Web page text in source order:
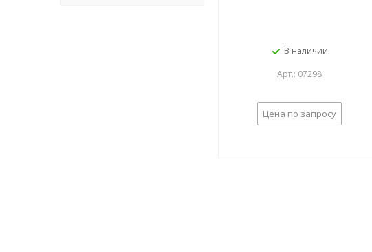
В наличии
Арт.: 07298
Цена по запросу